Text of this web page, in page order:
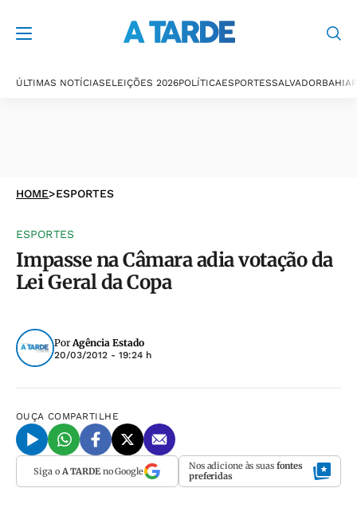
ÚLTIMAS NOTÍCIASELEIÇÕES 2026POLÍTICAESPORTESSALVADORBAHIA
HOME>ESPORTES
ESPORTES
Impasse na Câmara adia votação da
Lei Geral da Copa
PorAgência Estado
20/03/2012 - 19:24 h
OUÇA COMPARTILHE
Siga o A TARDEno Google Nos adicione às suas fontes
preferidas